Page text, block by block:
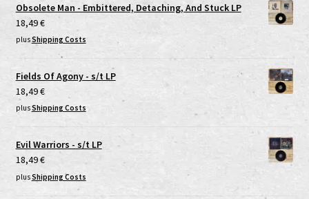
Obsolete Man - Embittered, Detaching, And Stuck LP
18,49€
plusShipping Costs
Fields Of Agony - s/t LP
18,49€
plusShipping Costs
Evil Warriors - s/t LP
18,49€
plusShipping Costs